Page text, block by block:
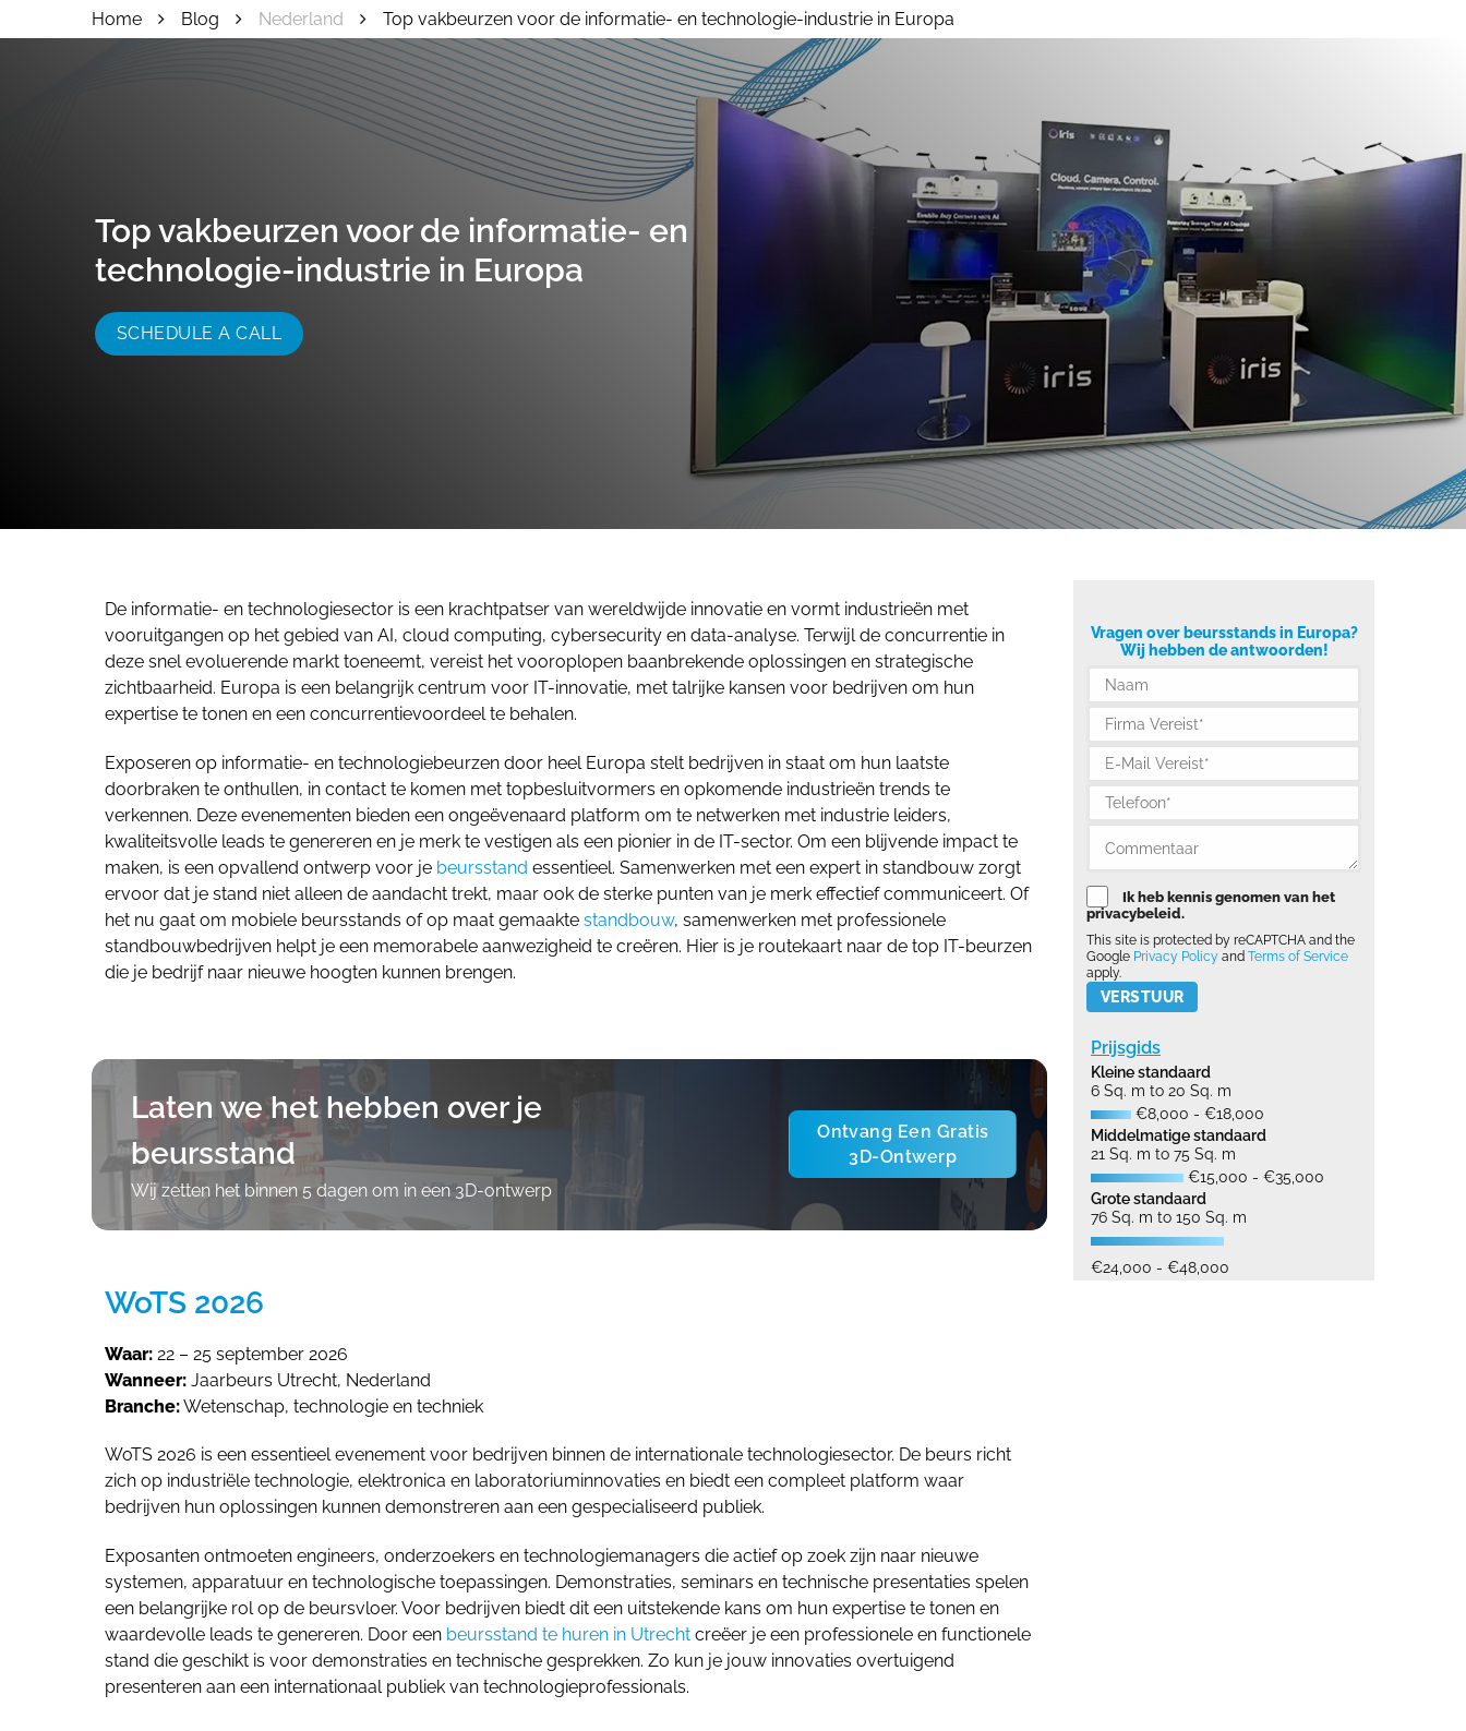
055 - 3238555
info@beursstand.nl
Huur Stand op Grootte
Home Blog Nederland Top vakbeurzen voor de informatie- en technologie-industrie in Europa
Top vakbeurzen voor de informatie- en
technologie-industrie in Europa
SCHEDULE A CALL
De informatie- en technologiesector is een krachtpatser van wereldwijde innovatie en vormt industrieën met
vooruitgangen op het gebied van AI, cloud computing, cybersecurity en data-analyse. Terwijl de concurrentie in
deze snel evoluerende markt toeneemt, vereist het vooroplopen baanbrekende oplossingen en strategische
zichtbaarheid. Europa is een belangrijk centrum voor IT-innovatie, met talrijke kansen voor bedrijven om hun
expertise te tonen en een concurrentievoordeel te behalen.
Exposeren op informatie- en technologiebeurzen door heel Europa stelt bedrijven in staat om hun laatste
doorbraken te onthullen, in contact te komen met topbesluitvormers en opkomende industrieën trends te
verkennen. Deze evenementen bieden een ongeëvenaard platform om te netwerken met industrie leiders,
kwaliteitsvolle leads te genereren en je merk te vestigen als een pionier in de IT-sector. Om een blijvende impact te
maken, is een opvallend ontwerp voor je beursstand essentieel. Samenwerken met een expert in standbouw zorgt
ervoor dat je stand niet alleen de aandacht trekt, maar ook de sterke punten van je merk effectief communiceert. Of
het nu gaat om mobiele beursstands of op maat gemaakte standbouw, samenwerken met professionele
standbouwbedrijven helpt je een memorabele aanwezigheid te creëren. Hier is je routekaart naar de top IT-beurzen
die je bedrijf naar nieuwe hoogten kunnen brengen.
Laten we het hebben over je
beursstand
Wij zetten het binnen 5 dagen om in een 3D-ontwerp
Ontvang Een Gratis
3D-Ontwerp
WoTS 2026
Waar: 22 – 25 september 2026
Wanneer: Jaarbeurs Utrecht, Nederland
Branche:Wetenschap, technologie en techniek
WoTS 2026 is een essentieel evenement voor bedrijven binnen de internationale technologiesector. De beurs richt
zich op industriële technologie, elektronica en laboratoriuminnovaties en biedt een compleet platform waar
bedrijven hun oplossingen kunnen demonstreren aan een gespecialiseerd publiek.
Exposanten ontmoeten engineers, onderzoekers en technologiemanagers die actief op zoek zijn naar nieuwe
systemen, apparatuur en technologische toepassingen. Demonstraties, seminars en technische presentaties spelen
een belangrijke rol op de beursvloer. Voor bedrijven biedt dit een uitstekende kans om hun expertise te tonen en
waardevolle leads te genereren. Door een beursstand te huren in Utrecht creëer je een professionele en functionele
stand die geschikt is voor demonstraties en technische gesprekken. Zo kun je jouw innovaties overtuigend
presenteren aan een internationaal publiek van technologieprofessionals.
Vragen over beursstands in Europa?
Wij hebben de antwoorden!
Ik heb kennis genomen van het
privacybeleid.
This site is protected by reCAPTCHA and the
Google Privacy Policy and Terms of Service
apply.
Please leave this field empty.
Prijsgids
Kleine standaard
6 Sq. m to 20 Sq. m
€8,000 - €18,000
Middelmatige standaard
21 Sq. m to 75 Sq. m
€15,000 - €35,000
Grote standaard
76 Sq. m to 150 Sq. m
€24,000 - €48,000